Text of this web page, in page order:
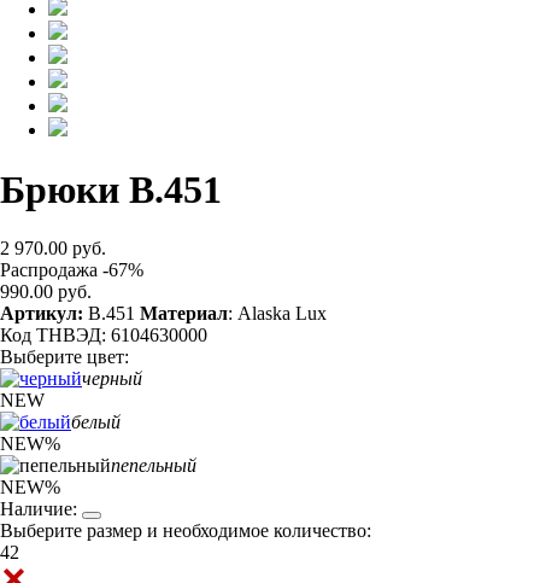
Брюки B.451
2 970.00 руб.
Распродажа -67%
990.00 руб.
Артикул: B.451 Материал: Alaska Lux
Код ТНВЭД: 6104630000
Выберите цвет:
черный
NEW
белый
NEW%
пепельный
NEW%
Наличие:
Выберите размер и необходимое количество:
42